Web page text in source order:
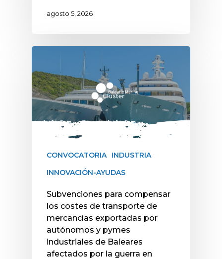
agosto 5, 2026
CONVOCATORIA
INDUSTRIA
INNOVACIÓN-AYUDAS
Subvenciones para compensar
los costes de transporte de
mercancías exportadas por
autónomos y pymes
industriales de Baleares
afectados por la guerra en